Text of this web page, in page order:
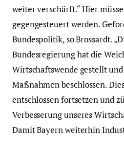
weiter verschärft.“ Hier
gegengesteuert werden.
Bundespolitik, so Brossardt.
Bundesregierung hat die
Wirtschaftswende gestellt
Maßnahmen beschlossen.
entschlossen fortsetzen und
Verbesserung unseres
Damit Bayern weiterhin